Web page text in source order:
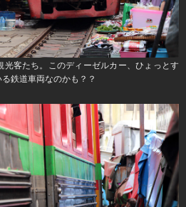
客たち。このディーゼルカー、ひょっとす
鉄道車両なのかも？？